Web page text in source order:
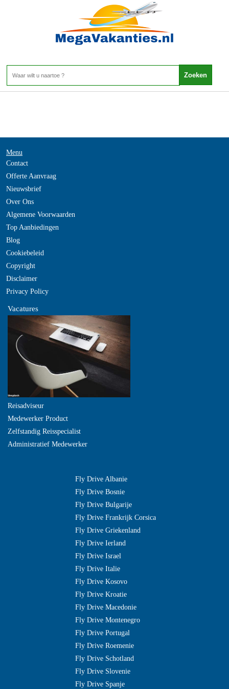
Home>
Menu
Contact
Offerte Aanvraag
Nieuwsbrief
Over Ons
Algemene Voorwaarden
Top Aanbiedingen
Blog
Cookiebeleid
Copyright
Disclaimer
Privacy Policy
Vacatures
Reisadviseur
Medewerker Product
Zelfstandig Reisspecialist
Administratief Medewerker
Fly Drive Albanie
Fly Drive Bosnie
Fly Drive Bulgarije
Fly Drive Frankrijk Corsica
Fly Drive Griekenland
Fly Drive Ierland
Fly Drive Israel
Fly Drive Italie
Fly Drive Kosovo
Fly Drive Kroatie
Fly Drive Macedonie
Fly Drive Montenegro
Fly Drive Portugal
Fly Drive Roemenie
Fly Drive Schotland
Fly Drive Slovenie
Fly Drive Spanje